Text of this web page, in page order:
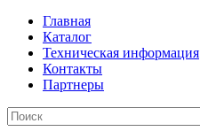
Главная
Каталог
Техническая информация
Контакты
Партнеры